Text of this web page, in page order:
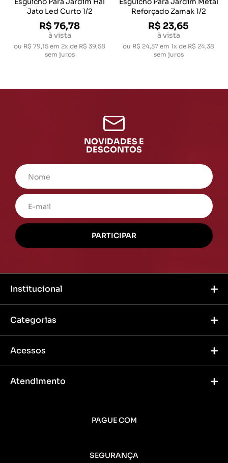
Jato Led Curto 1/2
R$ 76,78
à vista
ou R$ 79,15 em 2x de R$ 39,58
sem juros
Reforçado Zamak 1/2
R$ 23,65
à vista
ou R$ 24,37 em 1x de R$ 24,38
sem juros
NOVIDADES E
DESCONTOS
Institucional
Categorias
Acessos
Atendimento
PAGUE COM
SEGURANÇA